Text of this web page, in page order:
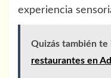
experiencia
Quizás también te
restaurantes en